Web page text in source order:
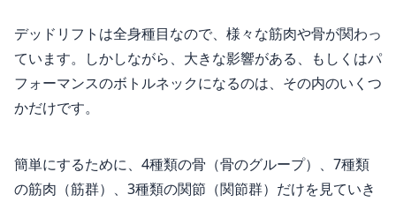
デッドリフトは全身種目なので、様々な筋肉や骨が関わっ
ています。しかしながら、大きな影響がある、もしくはパ
フォーマンスのボトルネックになるのは、その内のいくつ
かだけです。
簡単にするために、4種類の骨（骨のグループ）、7種類
の筋肉（筋群）、3種類の関節（関節群）だけを見ていき